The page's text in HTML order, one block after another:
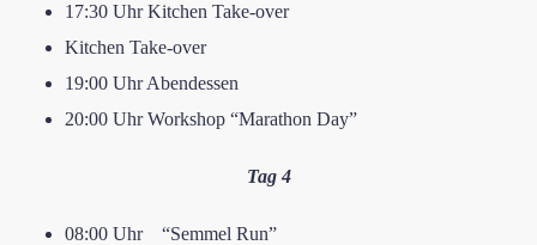
​​​17:​30 Uhr Kitchen Take-over
Kitchen Take-over
​19:00 Uhr Abendessen
​20:00 Uhr Workshop “Marathon Day”
Tag ​4
​0​8:00 Uhr ​ “Semmel Run”